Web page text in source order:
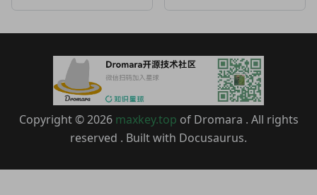
Copyright © 2026 maxkey.top of Dromara . All rights
reserved . Built with Docusaurus.